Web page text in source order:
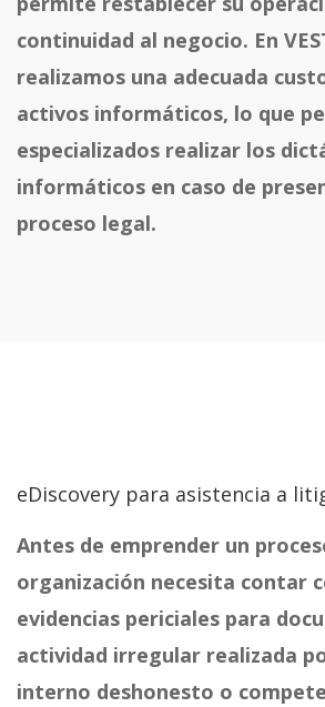
continuidad al negocio. En
realizamos una adecuada
activos informáticos, lo que
especializados realizar los
informáticos en caso de
proceso legal.
eDiscovery para asistencia a
Antes de emprender un
organización necesita contar
evidencias periciales para
actividad irregular realizada
interno deshonesto o